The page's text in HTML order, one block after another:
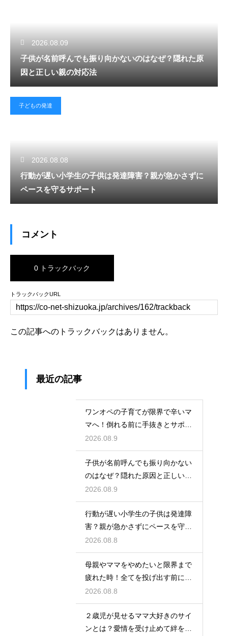
2026.08.09
子供が名前呼んでも振り向かないのはなぜ？隠れた原
因と正しい親の対応法
子どもの発達
2026.08.08
行動が遅い小学生の子供は発達障害？親が急かさずに
ペースを守るサポート
コメント
0 トラックバック
トラックバックURL
この記事へのトラックバックはありません。
最近の記事
ワンオペの子育てが限界で辛いマ
マへ！倒れる前に手抜きとサポー
トを活用
2026.08.9
子供が名前呼んでも振り向かない
のはなぜ？隠れた原因と正しい親
の対応法
2026.08.9
行動が遅い小学生の子供は発達障
害？親が急かさずにペースを守る
サポート
2026.08.8
母親やママをやめたいと限界まで
疲れた時！全てを投げ出す前に試
す休息法
2026.08.8
２歳児が見せるママ大好きのサイ
ンとは？愛情を受け止めて絆を深